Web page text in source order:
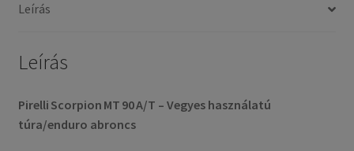
Leírás
Leírás
Pirelli Scorpion MT 90 A/T – Vegyes használatú
túra/enduro abroncs